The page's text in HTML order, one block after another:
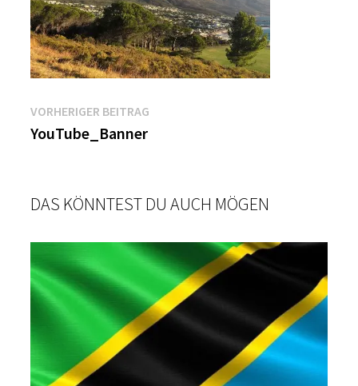
Beitragsnavigation
VORHERIGER BEITRAG
YouTube_Banner
DAS KÖNNTEST DU AUCH MÖGEN